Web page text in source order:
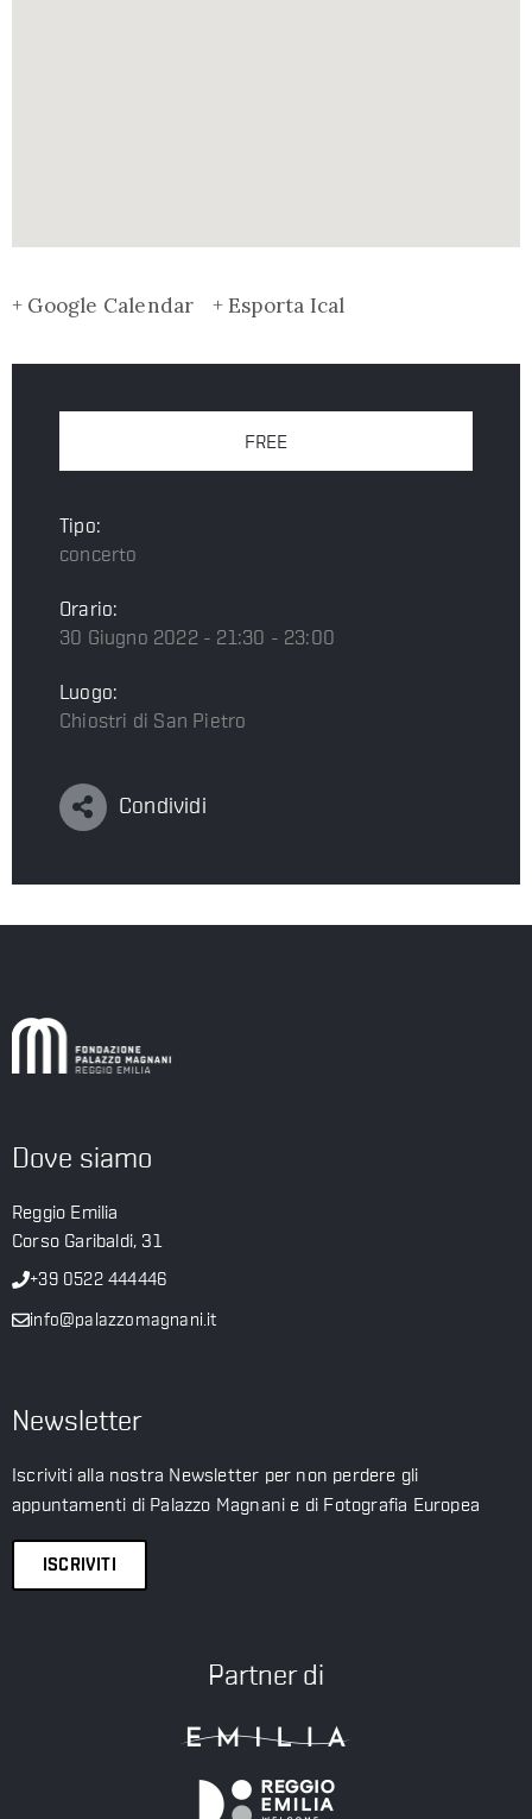
+ Google Calendar + Esporta Ical
FREE
Tipo:
concerto
Orario:
30 Giugno 2022 - 21:30 - 23:00
Luogo:
Chiostri di San Pietro
Condividi
Dove siamo
Reggio Emilia
Corso Garibaldi, 31
+39 0522 444446
info@palazzomagnani.it
Newsletter
Iscriviti alla nostra Newsletter per non perdere gli
appuntamenti di Palazzo Magnani e di Fotografia Europea
ISCRIVITI
Partner di